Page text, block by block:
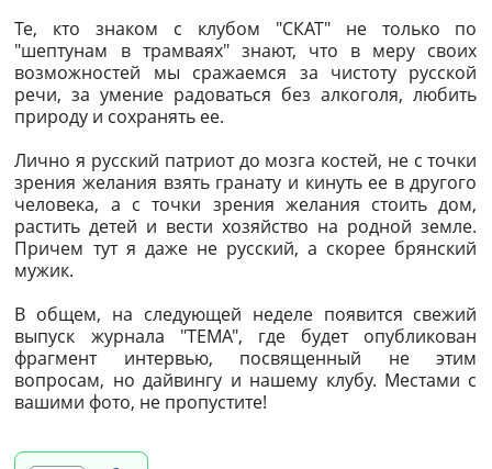
Те, кто знаком с клубом "СКАТ" не только по
"шептунам в трамваях" знают, что в меру своих
возможностей мы сражаемся за чистоту русской
речи, за умение радоваться без алкоголя, любить
природу и сохранять ее.
Лично я русский патриот до мозга костей, не с точки
зрения желания взять гранату и кинуть ее в другого
человека, а с точки зрения желания стоить дом,
растить детей и вести хозяйство на родной земле.
Причем тут я даже не русский, а скорее брянский
мужик.
В общем, на следующей неделе появится свежий
выпуск журнала "ТЕМА", где будет опубликован
фрагмент интервью, посвященный не этим
вопросам, но дайвингу и нашему клубу. Местами с
вашими фото, не пропустите!